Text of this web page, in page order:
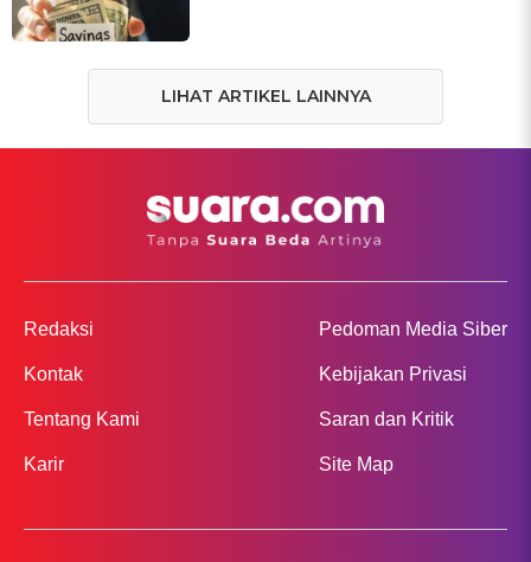
LIHAT ARTIKEL LAINNYA
Redaksi
Kontak
Tentang Kami
Karir
Pedoman Media Siber
Kebijakan Privasi
Saran dan Kritik
Site Map